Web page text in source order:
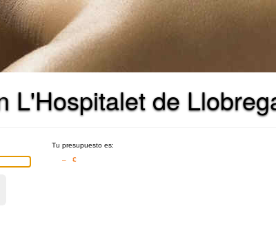
L'Hospitalet de
Tu presupuesto es:
– €